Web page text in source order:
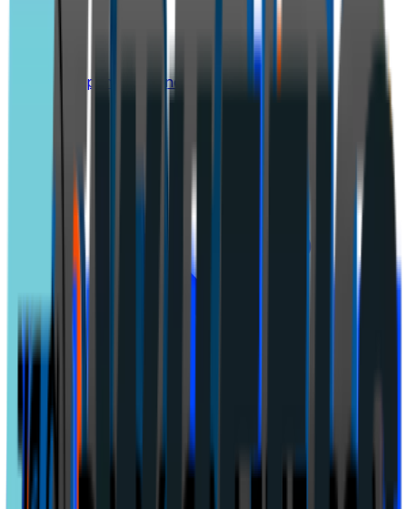
Tjäna pengar online
Meny
Lön & jobb